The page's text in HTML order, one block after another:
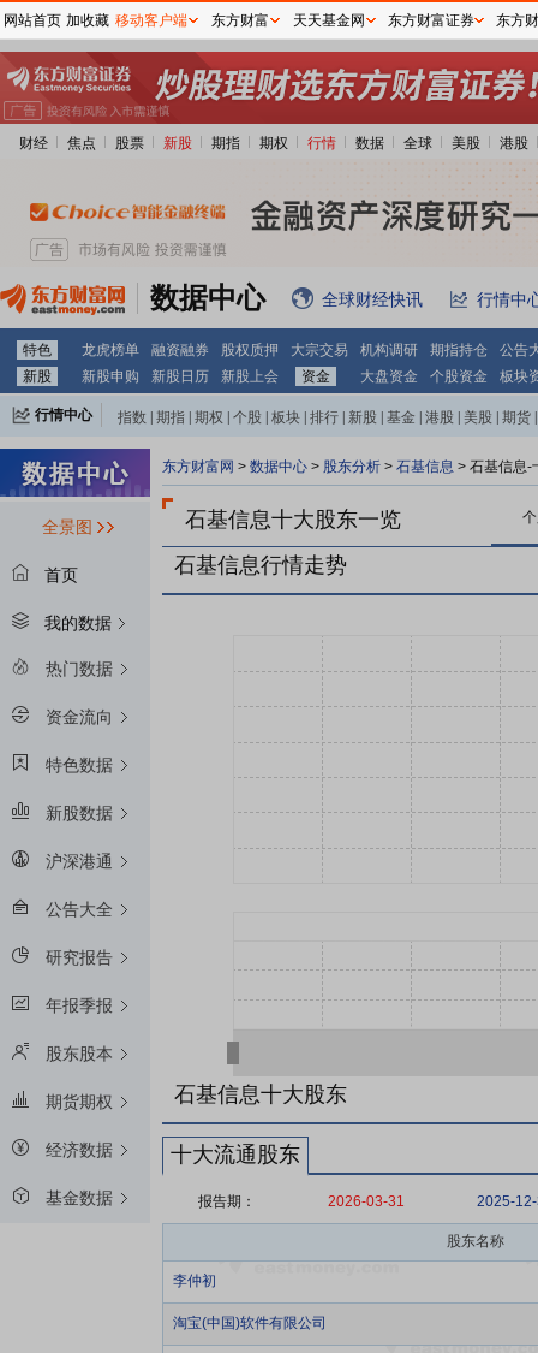
财经 焦点 股票 新股 期指 期权 行情 数据 全球 美股 港股
数据中心 全球财经快讯 行情中
特色 龙虎榜单 融资融券 股权质押 大宗交易 机构调研 期指持仓
公告
新股
新股申购 新股日历 新股上会 资金 大盘资金 个股资金 板块
行情中心 指数 期指 期权 个股 板块 排行 新股 基金 港股 美股 期货
全景图
首页
我的数据
热门数据
资金流向
特色数据
新股数据
沪深港通
公告大全
研究报告
年报季报
股东股本
期货期权
经济数据
基金数据
东方财富网 > 数据中心 > 股东分析 > 石基信息 > 石基信息-
石基信息十大股东一览
石基信息行情走势
石基信息十大股东
十大流通股东
报告期： 2026-03-31 2025-
股东名称
李仲初
淘宝(中国)软件有限公司
网站首页 加收藏 移动客户端 东方财富 天天基金网 东方财富证券 东方